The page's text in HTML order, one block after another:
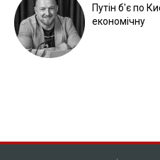
Путін б'є по
економічну